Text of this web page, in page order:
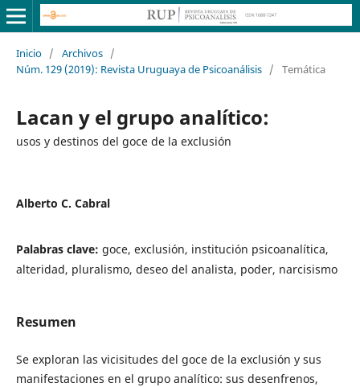
Inicio / Archivos /
Núm. 129 (2019): Revista Uruguaya de Psicoanálisis / Temática
Lacan y el grupo analítico:
usos y destinos del goce de la exclusión
Alberto C. Cabral
Palabras clave: goce, exclusión, institución psicoanalítica,
alteridad, pluralismo, deseo del analista, poder, narcisismo
Resumen
Se exploran las vicisitudes del goce de la exclusión y sus
manifestaciones en el grupo analítico: sus desenfrenos,